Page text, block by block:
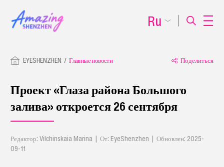
EYESHENZHEN Главные новости Поделиться
Проект «Глаза района Большого
залива» откроется 26 сентября
Редактор: Vilchinskaia Marina | От: EyeShenzhen | Обновлен: 2025-
09-11
Ru